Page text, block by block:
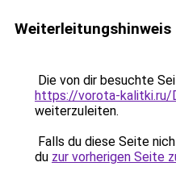
Weiterleitungshinweis
Die von dir besuchte
https://vorota-kalitki.ru/
weiterzuleiten.
Falls du diese Seite
du zur vorherigen Seite